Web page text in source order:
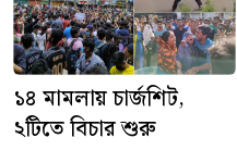
১৪ মামলায় চার্জশিট,
২টিতে বিচার শুরু